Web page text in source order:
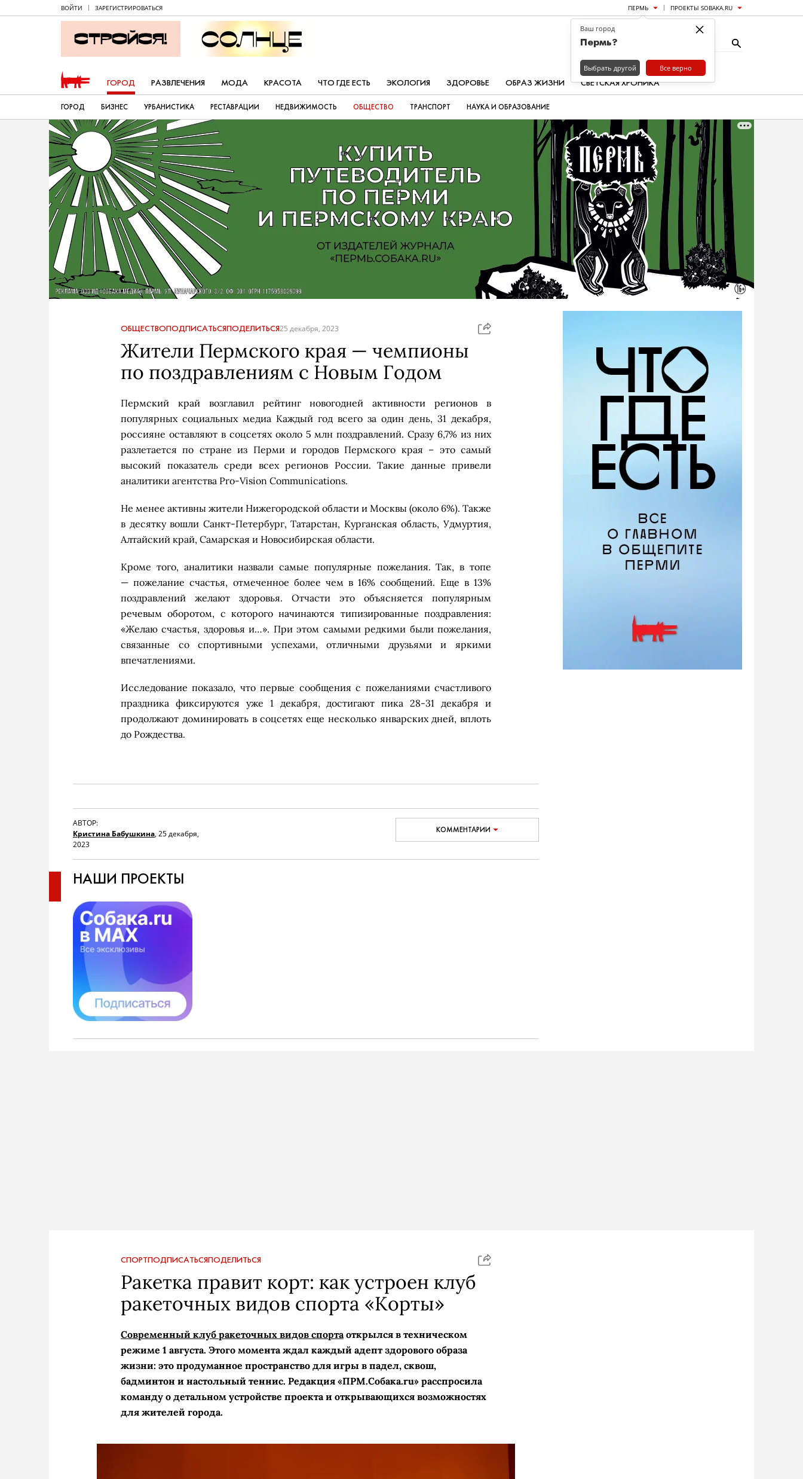
ВОЙТИ ЗАРЕГИСТРИРОВАТЬСЯ ПЕРМЬ ПРОЕКТЫ SOBAKA.RU
ГОРОД РАЗВЛЕЧЕНИЯ МОДА КРАСОТА ЧТО ГДЕ ЕСТЬ ЭКОЛОГИЯ ЗДОРОВЬЕ ОБРАЗ ЖИЗНИ СВЕТСКАЯ ХРОНИКА
ГОРОД БИЗНЕС УРБАНИСТИКА РЕСТАВРАЦИИ НЕДВИЖИМОСТЬ ОБЩЕСТВО ТРАНСПОРТ НАУКА И ОБРАЗОВАНИЕ
ОБЩЕСТВОПОДПИСАТЬСЯПОДЕЛИТЬСЯ25 декабря, 2023
Жители Пермского края — чемпионы
по поздравлениям с Новым Годом
Пермский край возглавил рейтинг новогодней активности регионов в
популярных социальных медиа Каждый год всего за один день, 31 декабря,
россияне оставляют в соцсетях около 5 млн поздравлений. Сразу 6,7% из них
разлетается по стране из Перми и городов Пермского края – это самый
высокий показатель среди всех регионов России. Такие данные привели
аналитики агентства Pro-Vision Communications.
Не менее активны жители Нижегородской области и Москвы (около 6%). Также
в десятку вошли Санкт-Петербург, Татарстан, Курганская область, Удмуртия,
Алтайский край, Самарская и Новосибирская области.
Кроме того, аналитики назвали самые популярные пожелания. Так, в топе
— пожелание счастья, отмеченное более чем в 16% сообщений. Еще в 13%
поздравлений желают здоровья. Отчасти это объясняется популярным
речевым оборотом, с которого начинаются типизированные поздравления:
«Желаю счастья, здоровья и…». При этом самыми редкими были пожелания,
связанные со спортивными успехами, отличными друзьями и яркими
впечатлениями.
Исследование показало, что первые сообщения с пожеланиями счастливого
праздника фиксируются уже 1 декабря, достигают пика 28-31 декабря и
продолжают доминировать в соцсетях еще несколько январских дней, вплоть
до Рождества.
АВТОР:
Кристина Бабушкина, 25 декабря,
2023
КОММЕНТАРИИ
НАШИ ПРОЕКТЫ
СПОРТПОДПИСАТЬСЯПОДЕЛИТЬСЯ
Ракетка правит корт: как устроен клуб
ракеточных видов спорта «Корты»
Современный клуб ракеточных видов спортаоткрылся в техническом
режиме 1 августа. Этого момента ждал каждый адепт здорового образа
жизни: это продуманное пространство для игры в падел, сквош,
бадминтон и настольный теннис. Редакция «ПРМ.Собака.ru» расспросила
команду о детальном устройстве проекта и открывающихся возможностях
для жителей города.
×
Ваш город
Пермь?
Выбрать другой Все верно